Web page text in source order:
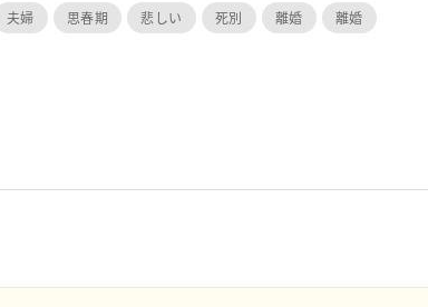
夫婦 思春期 悲しい 死別 離婚 離婚